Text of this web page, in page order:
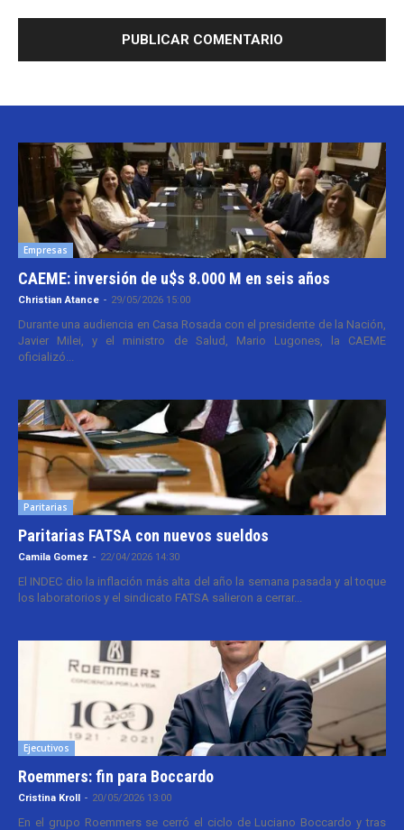
Empresas
CAEME: inversión de u$s 8.000 M en seis años
Christian Atance - 29/05/2026 15:00
Durante una audiencia en Casa Rosada con el presidente de la Nación,
Javier Milei, y el ministro de Salud, Mario Lugones, la CAEME
oficializó...
Paritarias
Paritarias FATSA con nuevos sueldos
Camila Gomez - 22/04/2026 14:30
El INDEC dio la inflación más alta del año la semana pasada y al toque
los laboratorios y el sindicato FATSA salieron a cerrar...
Ejecutivos
Roemmers: fin para Boccardo
Cristina Kroll - 20/05/2026 13:00
En el grupo Roemmers se cerró el ciclo de Luciano Boccardo y tras